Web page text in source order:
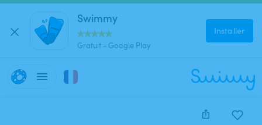
Swimmy
Gratuit - Google Play
Installer